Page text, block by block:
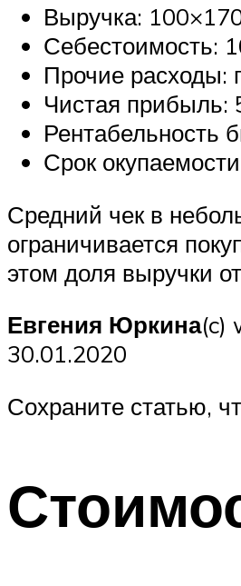
Выручка:
Себестоимость:
Прочие расходы:
Чистая прибыль:
Рентабельность
Срок
Средний чек в
ограничивается
этом доля выручки
Евгения Юркина(c)
30.01.2020
Сохраните статью,